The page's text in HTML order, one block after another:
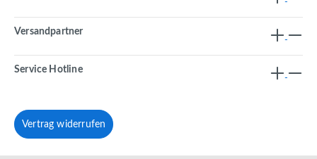
Versandpartner
Service Hotline
Vertrag widerrufen